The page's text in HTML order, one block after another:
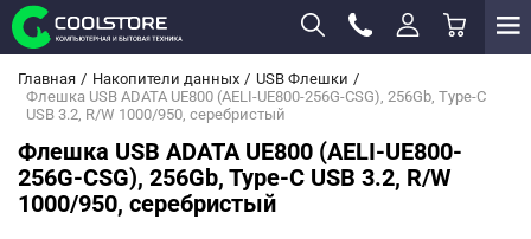
Главная Накопители данных
USB Флешки
Флешка USB ADATA UE800 (AELI-UE800-256G-CSG), 256Gb, Type-C
USB 3.2, R/W 1000/950, серебристый
Флешка USB ADATA UE800 (AELI-UE800-
256G-CSG), 256Gb, Type-C USB 3.2, R/W
1000/950, серебристый